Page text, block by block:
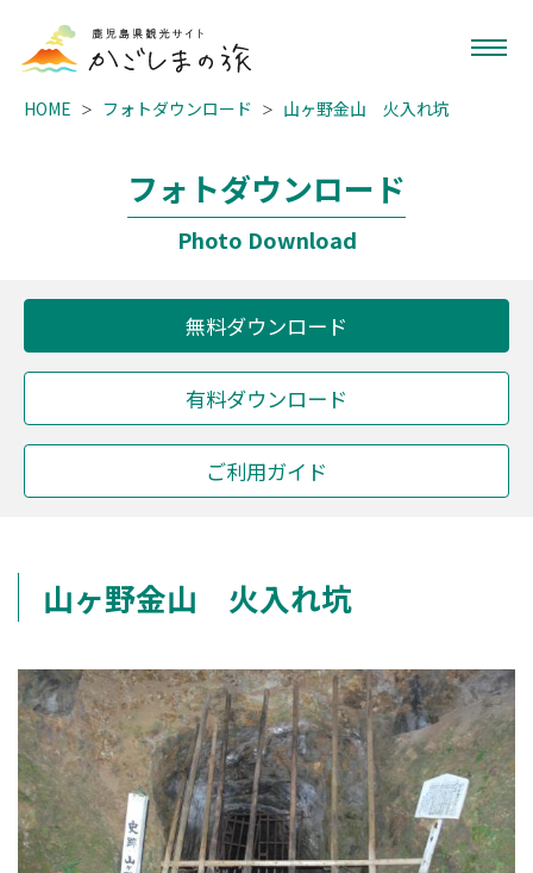
HOME フォトダウンロード 山ヶ野金山 火入れ坑
フォトダウンロード
Photo Download
無料ダウンロード
有料ダウンロード
ご利用ガイド
山ヶ野金山 火入れ坑